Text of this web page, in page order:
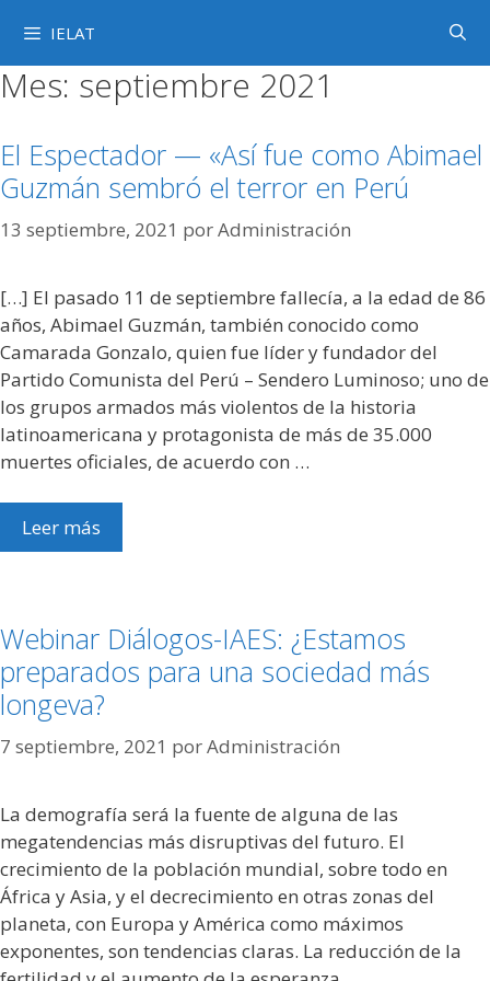
contenido
IELAT
Mes: septiembre 2021
El Espectador — «Así fue como Abimael
Guzmán sembró el terror en Perú
13 septiembre, 2021 porAdministración
[…] El pasado 11 de septiembre fallecía, a la edad de 86
años, Abimael Guzmán, también conocido como
Camarada Gonzalo, quien fue líder y fundador del
Partido Comunista del Perú – Sendero Luminoso; uno de
los grupos armados más violentos de la historia
latinoamericana y protagonista de más de 35.000
muertes oficiales, de acuerdo con …
Leer más
Webinar Diálogos-IAES: ¿Estamos
preparados para una sociedad más
longeva?
7 septiembre, 2021 porAdministración
La demografía será la fuente de alguna de las
megatendencias más disruptivas del futuro. El
crecimiento de la población mundial, sobre todo en
África y Asia, y el decrecimiento en otras zonas del
planeta, con Europa y América como máximos
exponentes, son tendencias claras. La reducción de la